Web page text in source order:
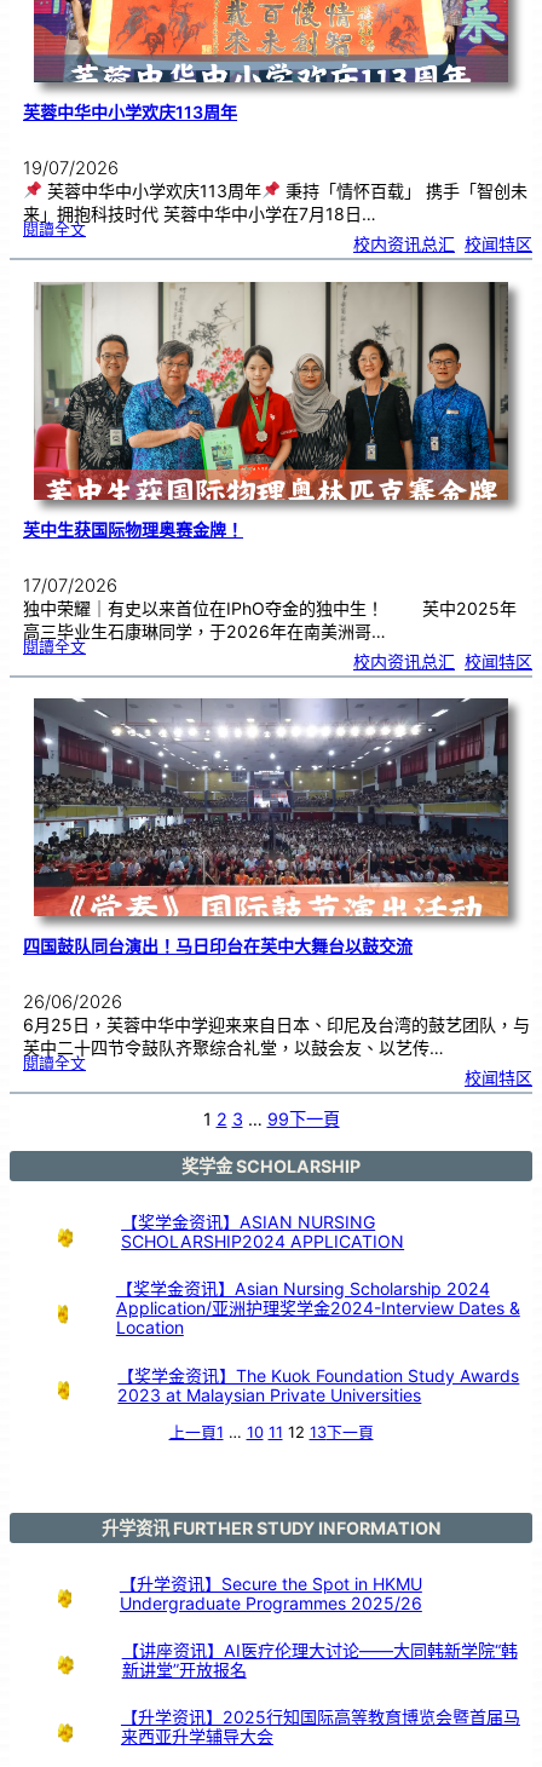
芙蓉中华中小学欢庆113周年
19/07/2026
芙蓉中华中小学欢庆113周年
秉持「情怀百载」 携手「智创未
来」拥抱科技时代 芙蓉中华中小学在7月18日…
閱讀全文:芙
中
华
小
学
欢庆
周
年
校内资讯总汇 校闻特区
芙中生获国际物理奥赛金牌！
17/07/2026
独中荣耀｜有史以来首位在IPhO夺金的独中生！ 芙中2025年
高三毕业生石康琳同学，于2026年在南美洲哥…
閱讀全文:芙
获
际
物
理
赛
金
牌
！
校内资讯总汇 校闻特区
四国鼓队同台演出！马日印台在芙中大舞台以鼓交流
26/06/2026
6月25日，芙蓉中华中学迎来来自日本、印尼及台湾的鼓艺团队，与
芙中二十四节令鼓队齐聚综合礼堂，以鼓会友、以艺传…
閱讀全文:四
鼓
队
马
日
在
校闻特区
1 2 3 … 99下一頁
奖学金 SCHOLARSHIP
【奖学金资讯】ASIAN NURSING
SCHOLARSHIP2024 APPLICATION
【奖学金资讯】Asian Nursing Scholarship 2024
Application/亚洲护理奖学金2024-Interview Dates &
Location
【奖学金资讯】The Kuok Foundation Study Awards
2023 at Malaysian Private Universities
上一頁1 … 10 11 12 13下一頁
升学资讯 FURTHER STUDY INFORMATION
【升学资讯】Secure the Spot in HKMU
Undergraduate Programmes 2025/26
【讲座资讯】AI医疗伦理大讨论——大同韩新学院“韩
新讲堂”开放报名
【升学资讯】2025行知国际高等教育博览会暨首届马
来西亚升学辅导大会